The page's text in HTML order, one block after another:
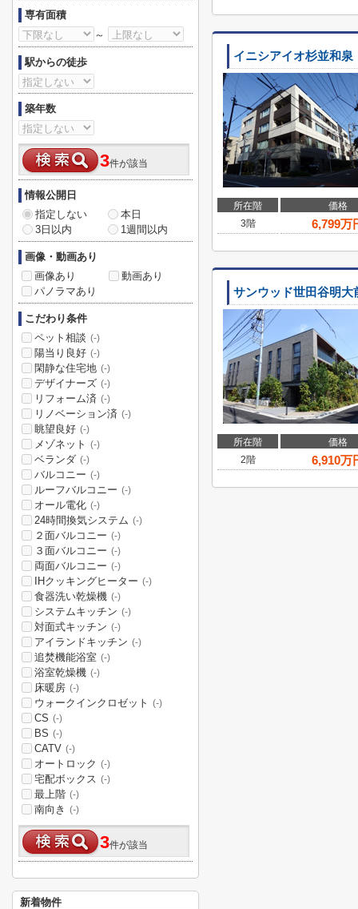
イニシアイオ杉並和泉
所在階
価格
3階
6,799万
サンウッド世田谷明大
所在階
価格
2階
6,910万
専有面積
～
駅からの徒歩
築年数
3件が該当
情報公開日
指定しない
本日
3日以内
1週間以内
画像・動画あり
画像あり
動画あり
パノラマあり
こだわり条件
ペット相談 (-)
陽当り良好 (-)
閑静な住宅地 (-)
デザイナーズ (-)
リフォーム済 (-)
リノベーション済 (-)
眺望良好 (-)
メゾネット (-)
ベランダ (-)
バルコニー (-)
ルーフバルコニー (-)
オール電化 (-)
24時間換気システム (-)
２面バルコニー (-)
３面バルコニー (-)
両面バルコニー (-)
IHクッキングヒーター (-)
食器洗い乾燥機 (-)
システムキッチン (-)
対面式キッチン (-)
アイランドキッチン (-)
追焚機能浴室 (-)
浴室乾燥機 (-)
床暖房 (-)
ウォークインクロゼット (-)
CS (-)
BS (-)
CATV (-)
オートロック (-)
宅配ボックス (-)
最上階 (-)
南向き (-)
3件が該当
新着物件